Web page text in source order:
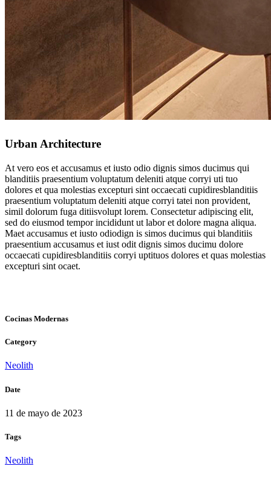
Urban Architecture
At vero eos et accusamus et iusto odio dignis simos ducimus qui
blanditiis praesentium voluptatum deleniti atque corryi uti tuo
dolores et qua molestias excepturi sint occaecati cupidiresblanditiis
praesentium voluptatum deleniti atque corryi tatei non provident,
simil dolorum fuga ditiisvolupt lorem. Consectetur adipiscing elit,
sed do eiusmod tempor incididunt ut labor et dolore magna aliqua.
Maet accusamus et iusto odiodign is simos ducimus qui blanditiis
praesentium accusamus et iust odit dignis simos ducimu dolore
occaecati cupidiresblanditiis corryi uptituos dolores et quas molestias
excepturi sint ocaet.
Cocinas Modernas
Category
Neolith
Date
11 de mayo de 2023
Tags
Neolith